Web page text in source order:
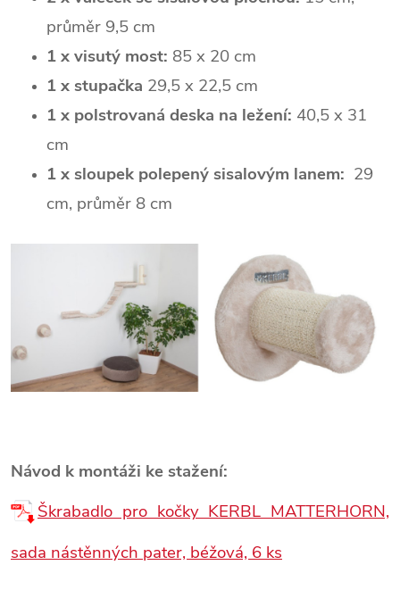
průměr 9,5 cm
1 x visutý most: 85 x 20 cm
1 x stupačka 29,5 x 22,5 cm
1 x polstrovaná deska na ležení: 40,5 x 31
cm
1 x sloupek polepený sisalovým lanem: 29
cm, průměr 8 cm
Návod k montáži ke stažení:
Škrabadlo pro kočky KERBL MATTERHORN,
sada nástěnných pater, béžová, 6 ks